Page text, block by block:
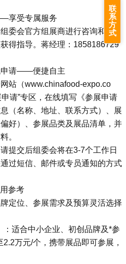
享受专属服务
组委会官方组展商进行咨询和申
得指导。蒋经理：1858186729
申请——便捷自主
站（www.chinafood-expo.co
请”专区，在线填写《参展申请
（名称、地址、联系方式）、展
好）、参展品类及展品清单，并
。
提交后组委会将在3-7个工作日
过短信、邮件或专员通知的方式
参考
定位、参展需求及预算灵活选择
：适合中小企业、初创品牌及*参
万元/个，携带展品即可参展，
联
系
方
式